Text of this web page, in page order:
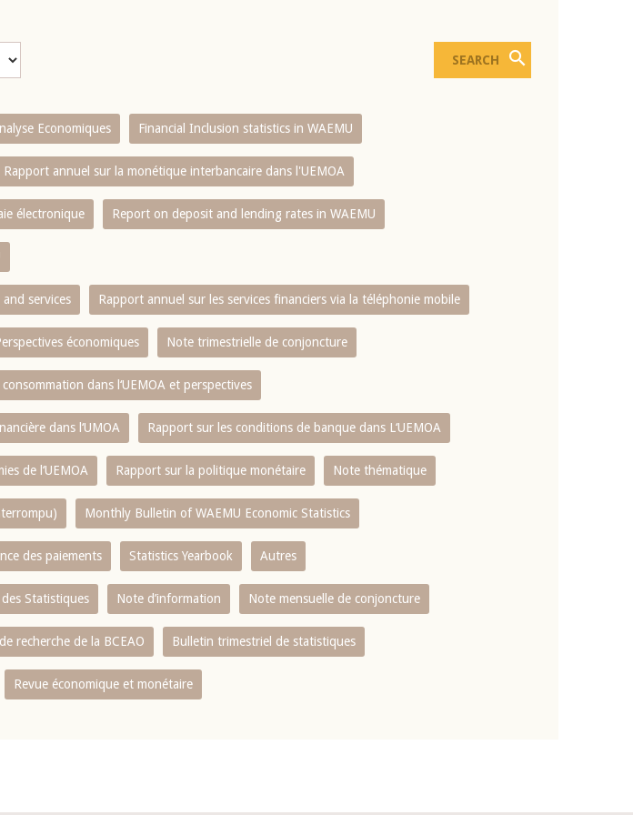
Economiques Financial Inclusion statistics in WAEMU
Rapport annuel sur la monétique interbancaire dans l'UEMOA
électronique Report on deposit and lending rates in WAEMU
services Rapport annuel sur les services financiers via la téléphonie mobile
économiques Note trimestrielle de conjoncture
dans l‘UEMOA et perspectives
dans l‘UMOA Rapport sur les conditions de banque dans L‘UEMOA
de l‘UEMOA Rapport sur la politique monétaire Note thématique
Monthly Bulletin of WAEMU Economic Statistics
des paiements Statistics Yearbook Autres
Statistiques Note d’information Note mensuelle de conjoncture
recherche de la BCEAO Bulletin trimestriel de statistiques
Revue économique et monétaire